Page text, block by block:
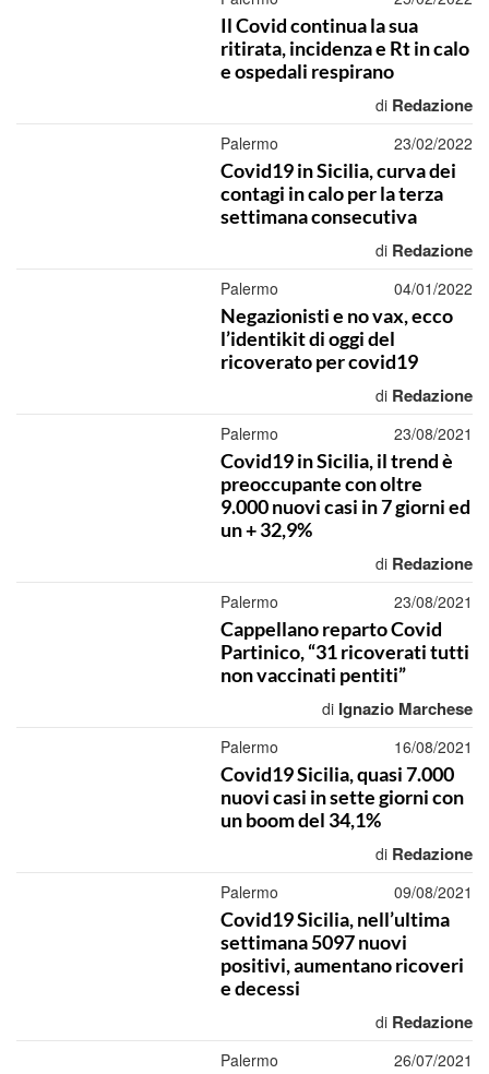
Il Covid continua la sua
ritirata, incidenza e Rt in calo
e ospedali respirano
di Redazione
Palermo 23/02/2022
Covid19 in Sicilia, curva dei
contagi in calo per la terza
settimana consecutiva
di Redazione
Palermo 04/01/2022
Negazionisti e no vax, ecco
l’identikit di oggi del
ricoverato per covid19
di Redazione
Palermo 23/08/2021
Covid19 in Sicilia, il trend è
preoccupante con oltre
9.000 nuovi casi in 7 giorni ed
un + 32,9%
di Redazione
Palermo 23/08/2021
Cappellano reparto Covid
Partinico, “31 ricoverati tutti
non vaccinati pentiti”
di Ignazio Marchese
Palermo 16/08/2021
Covid19 Sicilia, quasi 7.000
nuovi casi in sette giorni con
un boom del 34,1%
di Redazione
Palermo 09/08/2021
Covid19 Sicilia, nell’ultima
settimana 5097 nuovi
positivi, aumentano ricoveri
e decessi
di Redazione
Palermo 26/07/2021